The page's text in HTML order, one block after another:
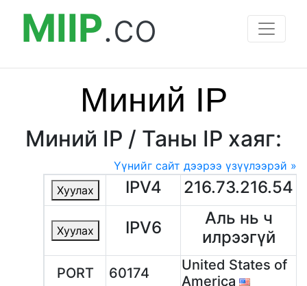
MIIP.co
Миний IP
Миний IP / Таны IP хаяг:
Үүнийг сайт дээрээ үзүүлээрэй »
Хуулах
IPV4 216.73.216.54
Хуулах IPV6
Аль нь ч
илрээгүй
PORT 60174
United States of
America